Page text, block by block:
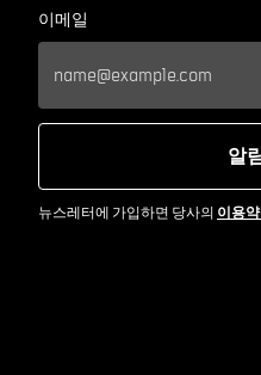
이메일
알
뉴스레터에 가입하면 당사의 이용